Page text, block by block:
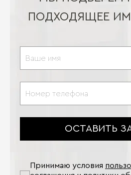
ПОДХОДЯЩЕЕ
ОСТАВИТЬ
Принимаю условия